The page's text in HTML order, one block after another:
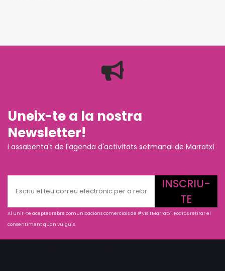
Uneix-te a la nostra
Newsletter!
i assabenta't de l'agenda d'activitats setmanal de Marratxí
INSCRIU-
TE
Al unir-te aceptes rebre comunicacions comercials de #VisitMarratxí. Podràs retirar el
consentiment quan vulguis.